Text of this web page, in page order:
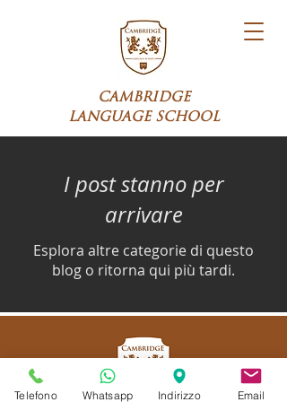
CAMBRIDGE
LANGUAGE SCHOOL
I post stanno per
arrivare
Esplora altre categorie di questo
blog o ritorna qui più tardi.
Telefono Whatsapp Indirizzo Email